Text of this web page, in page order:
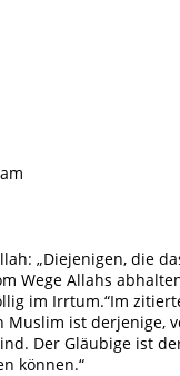
„Diejenigen, die
Wege Allahs
im Irrtum.“Im
Muslim ist derjenige,
Der Gläubige ist
können.“